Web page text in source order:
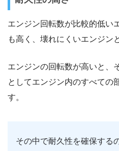
エンジン回転数が比較的低い
も高く、壊れにくいエンジン
エンジンの回転数が高いと、
としてエンジン内のすべての
す。
その中で耐久性を確保する